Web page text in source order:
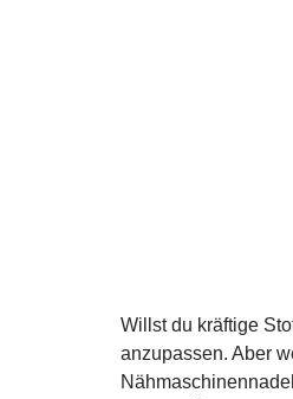
Willst du kräftige
anzupassen. Aber